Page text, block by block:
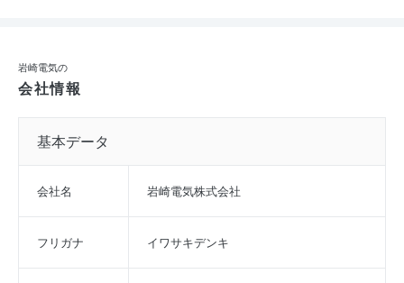
岩崎電気の
会社情報
基本データ
会社名 岩崎電気株式会社
フリガナ イワサキデンキ